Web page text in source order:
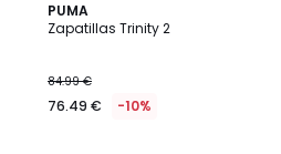
PUMA
Zapatillas Trinity 2
84.99 €
76.49 € -10%